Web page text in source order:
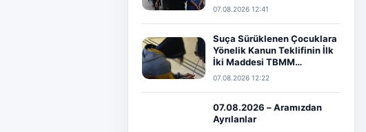
07.08.2026 12:41
Suça Sürüklenen Çocuklara
Yönelik Kanun Teklifinin İlk
İki Maddesi TBMM…
07.08.2026 12:22
07.08.2026 – Aramızdan
Ayrılanlar